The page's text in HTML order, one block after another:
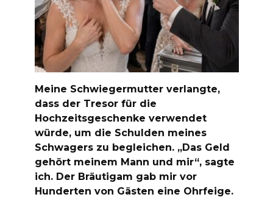
Meine Schwiegermutter verlangte,
dass der Tresor für die
Hochzeitsgeschenke verwendet
würde, um die Schulden meines
Schwagers zu begleichen. „Das Geld
gehört meinem Mann und mir“, sagte
ich. Der Bräutigam gab mir vor
Hunderten von Gästen eine Ohrfeige.